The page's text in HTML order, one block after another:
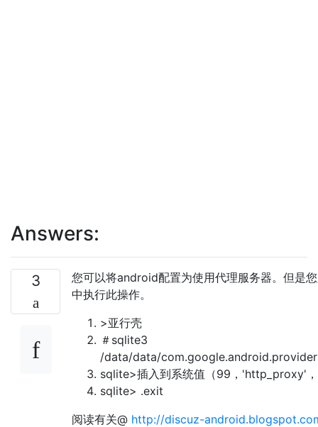
Answers:
3
您可以将android配置为使用代理服务器。但是
中执行此操作。
>亚行壳
＃sqlite3
/data/data/
sqlite>插入到系统值（99，'http_proxy'
sqlite> .exit
阅读有关@ http://discuz-